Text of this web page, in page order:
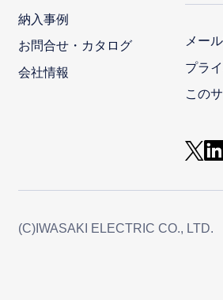
納入事例
お問合せ・カタログ
会社情報
メー
プラ
この
(C)IWASAKI ELECTRIC CO., LTD.